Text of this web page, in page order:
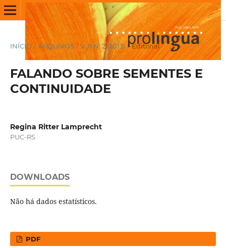
INÍCIO / ARQUIVOS / V. 8 N. 2 (2013) / Editorial
FALANDO SOBRE SEMENTES E
CONTINUIDADE
Regina Ritter Lamprecht
PUC-RS
DOWNLOADS
Não há dados estatísticos.
PDF